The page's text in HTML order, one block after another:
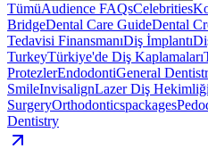
TümüAudience FAQsCelebrities
BridgeDental Care GuideDental
Tedavisi FinansmanıDiş İmplantı
TurkeyTürkiye'de Diş Kaplamaları
ProtezlerEndodontiGeneral
SmileInvisalignLazer Diş
SurgeryOrthodonticspackages
Dentistry